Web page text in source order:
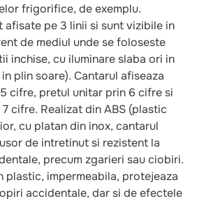
frigorifice, de exemplu.
afisate pe 3 linii si sunt vizibile in
de mediul unde se foloseste
inchise, cu iluminare slaba ori in
plin soare). Cantarul afiseaza
cifre, pretul unitar prin 6 cifre si
cifre. Realizat din ABS (plastic
cu platan din inox, cantarul
de intretinut si rezistent la
precum zgarieri sau ciobiri.
plastic, impermeabila, protejeaza
accidentale, dar si de efectele